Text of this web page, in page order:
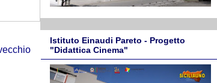
Istituto Einaudi Pareto - Progetto
"Didattica Cinema"